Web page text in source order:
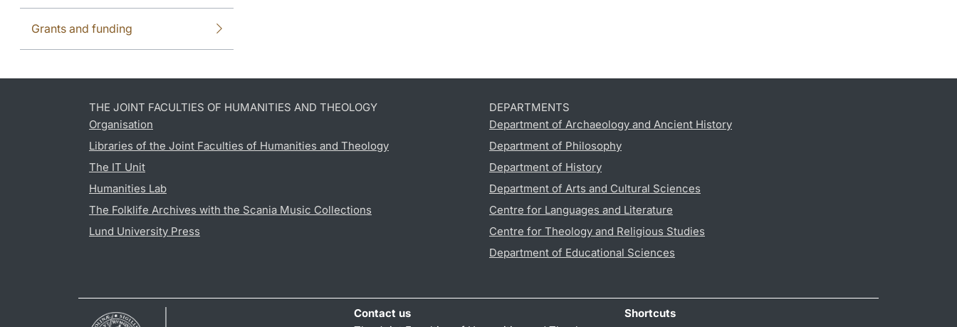
Grants and funding
THE JOINT FACULTIES OF HUMANITIES AND THEOLOGY
Organisation
Libraries of the Joint Faculties of Humanities and Theology
The IT Unit
Humanities Lab
The Folklife Archives with the Scania Music Collections
Lund University Press
DEPARTMENTS
Department of Archaeology and Ancient History
Department of Philosophy
Department of History
Department of Arts and Cultural Sciences
Centre for Languages and Literature
Centre for Theology and Religious Studies
Department of Educational Sciences
Contact us
Shortcuts